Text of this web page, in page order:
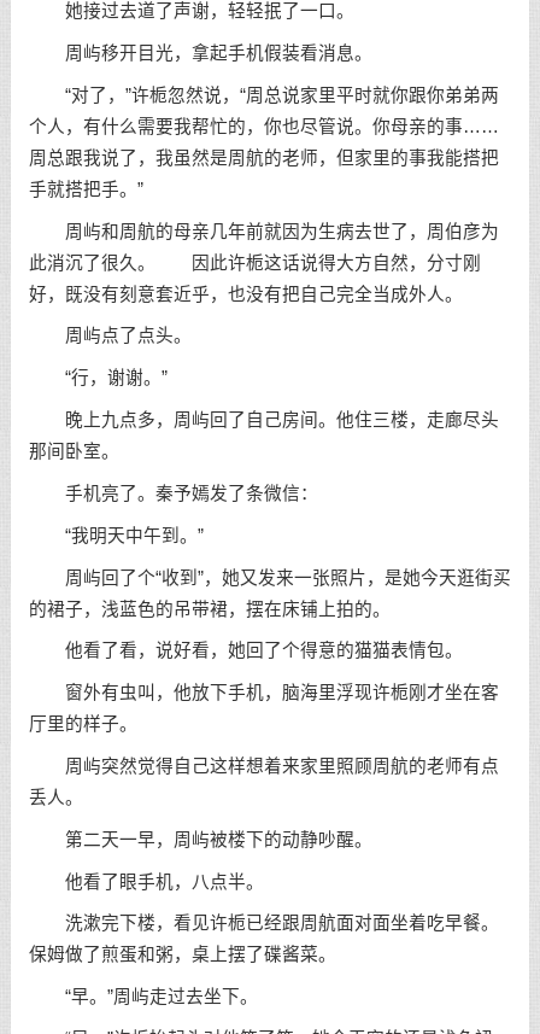
她接过去道了声谢，轻轻抿了一口。
周屿移开目光，拿起手机假装看消息。
“对了，”许栀忽然说，“周总说家里平时就你跟你弟弟两
个人，有什么需要我帮忙的，你也尽管说。你母亲的事……
周总跟我说了，我虽然是周航的老师，但家里的事我能搭把
手就搭把手。”
周屿和周航的母亲几年前就因为生病去世了，周伯彦为
此消沉了很久。 因此许栀这话说得大方自然，分寸刚
好，既没有刻意套近乎，也没有把自己完全当成外人。
周屿点了点头。
“行，谢谢。”
晚上九点多，周屿回了自己房间。他住三楼，走廊尽头
那间卧室。
手机亮了。秦予嫣发了条微信：
“我明天中午到。”
周屿回了个“收到”，她又发来一张照片，是她今天逛街买
的裙子，浅蓝色的吊带裙，摆在床铺上拍的。
他看了看，说好看，她回了个得意的猫猫表情包。
窗外有虫叫，他放下手机，脑海里浮现许栀刚才坐在客
厅里的样子。
周屿突然觉得自己这样想着来家里照顾周航的老师有点
丢人。
第二天一早，周屿被楼下的动静吵醒。
他看了眼手机，八点半。
洗漱完下楼，看见许栀已经跟周航面对面坐着吃早餐。
保姆做了煎蛋和粥，桌上摆了碟酱菜。
“早。”周屿走过去坐下。